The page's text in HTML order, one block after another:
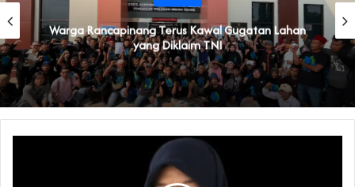
‎Warga Rancapinang Terus Kawal Gugatan Lahan
yang Diklaim TNI‎‎